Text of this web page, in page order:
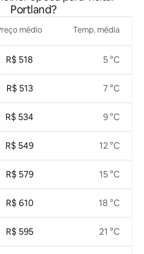
Portland?
médio
R$ 518
R$ 513
R$ 534
R$ 549
R$ 579
R$ 610
R$ 595
Temp. média
5 °C
7 °C
9 °C
12 °C
15 °C
18 °C
21 °C